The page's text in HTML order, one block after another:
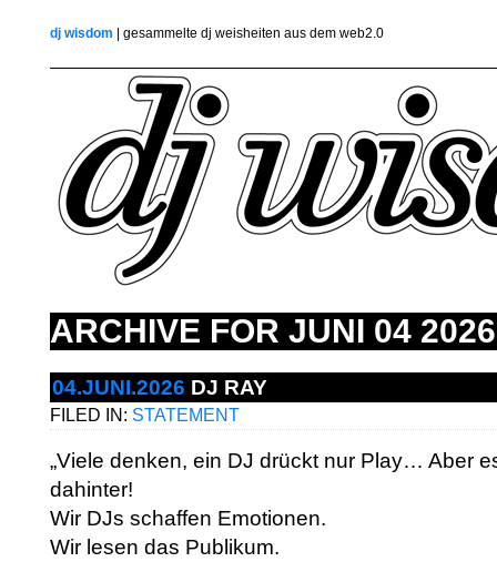
dj wisdom | gesammelte dj weisheiten aus dem web2.0
ARCHIVE FOR JUNI 04 2026
04.JUNI.2026 DJ RAY
FILED IN: STATEMENT
„Viele denken, ein DJ drückt nur Play… Aber
dahinter!
Wir DJs schaffen Emotionen.
Wir lesen das Publikum.